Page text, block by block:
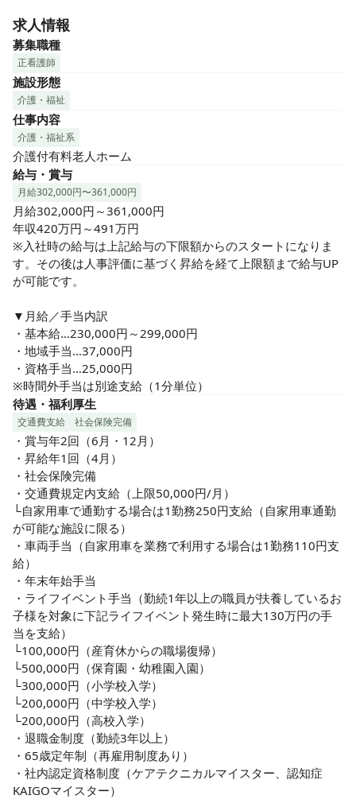
求人情報
募集職種
正看護師
施設形態
介護・福祉
仕事内容
介護・福祉系
介護付有料老人ホーム
給与・賞与
月給302,000円〜361,000円
月給302,000円～361,000円
年収420万円～491万円
※入社時の給与は上記給与の下限額からのスタートになりま
す。その後は人事評価に基づく昇給を経て上限額まで給与UP
が可能です。
▼月給／手当内訳
・基本給…230,000円～299,000円
・地域手当…37,000円
・資格手当…25,000円
※時間外手当は別途支給（1分単位）
待遇・福利厚生
交通費支給 社会保険完備
・賞与年2回（6月・12月）
・昇給年1回（4月）
・社会保険完備
・交通費規定内支給（上限50,000円/月）
└自家用車で通勤する場合は1勤務250円支給（自家用車通勤
が可能な施設に限る）
・車両手当（自家用車を業務で利用する場合は1勤務110円支
給）
・年末年始手当
・ライフイベント手当（勤続1年以上の職員が扶養しているお
子様を対象に下記ライフイベント発生時に最大130万円の手
当を支給）
└100,000円（産育休からの職場復帰）
└500,000円（保育園・幼稚園入園）
└300,000円（小学校入学）
└200,000円（中学校入学）
└200,000円（高校入学）
・退職金制度（勤続3年以上）
・65歳定年制（再雇用制度あり）
・社内認定資格制度（ケアテクニカルマイスター、認知症
KAIGOマイスター）